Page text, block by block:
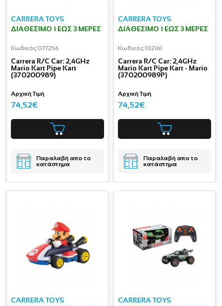
CARRERA TOYS
ΔΙΑΘΈΣΙΜΟ 1 ΕΩΣ 3 ΜΈΡΕΣ
Κωδικός:077256
Carrera R/C Car: 2,4GHz
Mario Kart Pipe Kart
(370200989)
Αρχική Τιμή
74,52€
Παραλαβή απο το
κατάστημα
CARRERA TOYS
ΔΙΑΘΈΣΙΜΟ 1 ΕΩΣ 3 ΜΈΡΕΣ
Κωδικός:102161
Carrera R/C Car: 2,4GHz
Mario Kart Pipe Kart - Mario
(370200989P)
Αρχική Τιμή
74,52€
Παραλαβή απο το
κατάστημα
CARRERA TOYS
CARRERA TOYS